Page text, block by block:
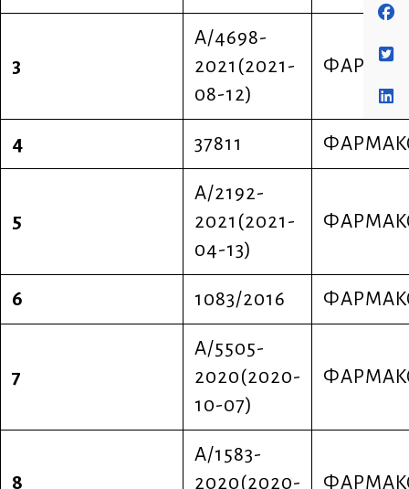
3
Α/4698-
2021(2021-
08-12)
4 37811
5
Α/2192-
2021(2021-
04-13)
6 1083/2016
7
Α/5505-
2020(2020-
10-07)
8
Α/1583-
2020(2020-